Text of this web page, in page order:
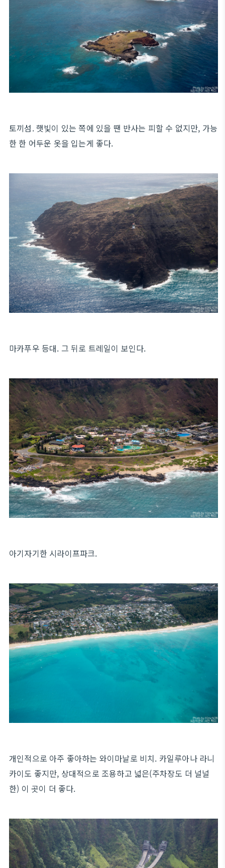
토끼섬. 햇빛이 있는 쪽에 있을 땐 반사는 피할 수 없지만, 가능
한 한 어두운 옷을 입는게 좋다.
마카푸우 등대. 그 뒤로 트레일이 보인다.
아기자기한 시라이프파크.
개인적으로 아주 좋아하는 와이마날로 비치. 카일루아나 라니
카이도 좋지만, 상대적으로 조용하고 넓은(주차장도 더 널널
한) 이 곳이 더 좋다.